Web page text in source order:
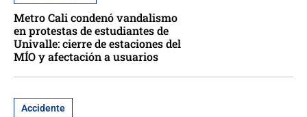
Metro Cali condenó vandalismo
en protestas de estudiantes de
Univalle: cierre de estaciones del
MÍO y afectación a usuarios
Accidente